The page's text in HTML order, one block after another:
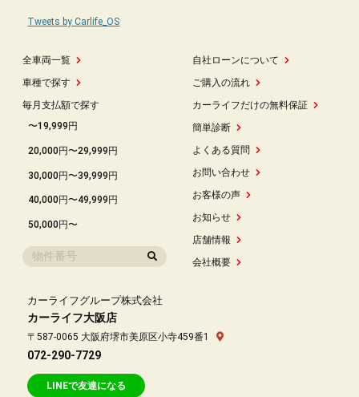
全車両一覧
車種で探す
毎月支払額で探す
〜19,999円
20,000円〜29,999円
30,000円〜39,999円
40,000円〜49,999円
50,000円〜
自社ローンについて
ご購入の流れ
カーライフだけの無料保証
簡単診断
よくある質問
お問い合わせ
お客様の声
お知らせ
店舗情報
会社概要
Tweets by Carlife_OS
カーライフグループ株式会社
カーライフ大阪店
〒587-0065 大阪府堺市美原区小寺459番1
072-290-7729
LINEで友達になる